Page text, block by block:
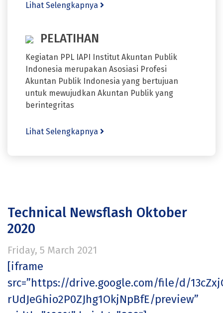
Lihat Selengkapnya
PELATIHAN
Kegiatan PPL IAPI Institut Akuntan Publik
Indonesia merupakan Asosiasi Profesi
Akuntan Publik Indonesia yang bertujuan
untuk mewujudkan Akuntan Publik yang
berintegritas
Lihat Selengkapnya
Technical Newsflash Oktober
2020
Friday, 5 March 2021
[iframe
src=”https://drive.google.com/file/d/
rUdJeGhio2P0ZJhg1OkjNpBfE/preview”